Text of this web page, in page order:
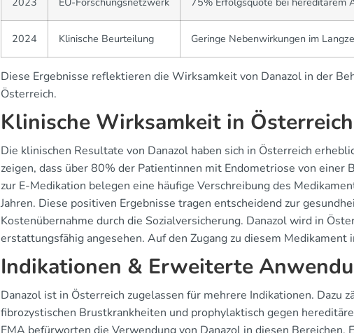
2024 Klinische Beurteilung Geringe Nebenwirkungen im
Diese Ergebnisse reflektieren die Wirksamkeit von Danazol in der
Österreich.
Klinische Wirksamkeit in Österreich
Die klinischen Resultate von Danazol haben sich in Österreich
zeigen, dass über 80% der Patientinnen mit Endometriose von einer
zur E-Medikation belegen eine häufige Verschreibung des
Jahren. Diese positiven Ergebnisse tragen entscheidend zur
Kostenübernahme durch die Sozialversicherung. Danazol wird in
erstattungsfähig angesehen. Auf den Zugang zu diesem
Indikationen & Erweiterte
Danazol ist in Österreich zugelassen für mehrere Indikationen. Dazu
fibrozystischen Brustkrankheiten und prophylaktisch gegen